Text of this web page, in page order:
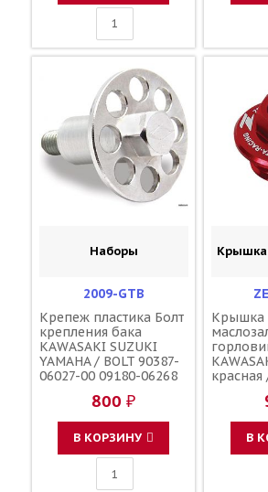
Наборы
2009-GTB
Крепеж пластика Болт
крепления бака
KAWASAKI SUZUKI
YAMAHA / BOLT 90387-
06027-00 09180-06268
800 ₽
В КОРЗИНУ
Крышка
Крышка
красная
16115-
00-00
В